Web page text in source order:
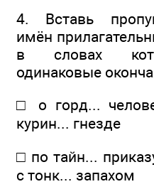
4. Вставь
имён
в словах
одинаковые
□ о горд...
курин... гнезде
□ по тайн...
с тонк... запахом